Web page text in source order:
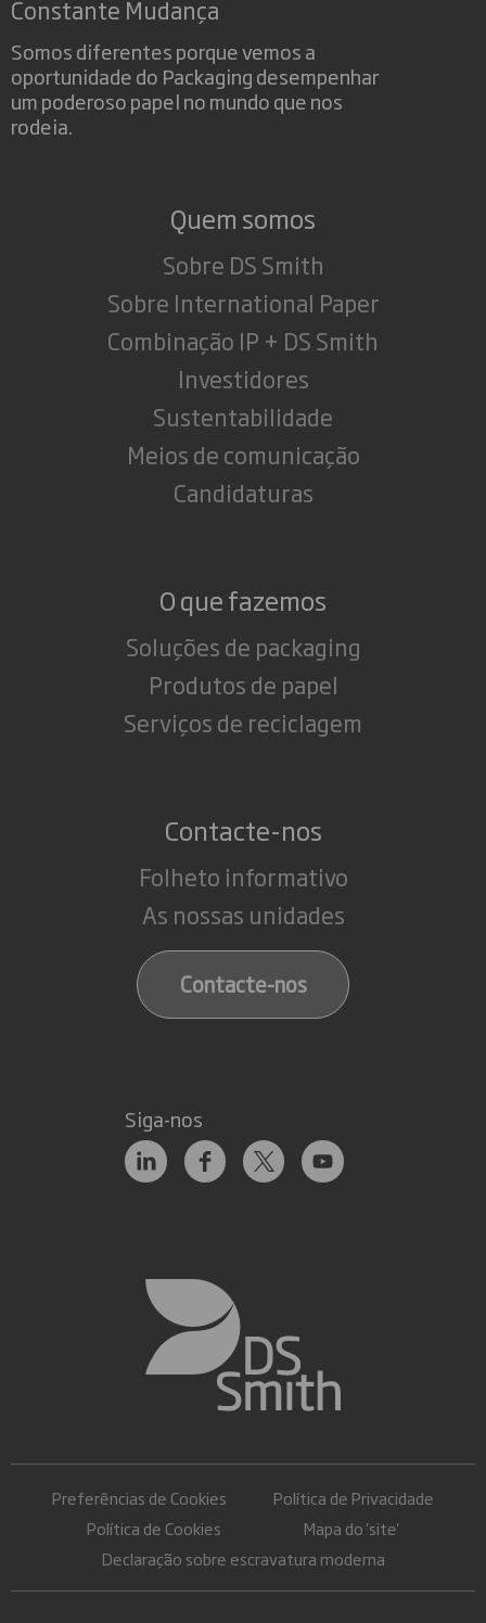
Constante Mudança
Somos diferentes porque vemos a
oportunidade do Packaging desempenhar
um poderoso papel no mundo que nos
rodeia.
Quem somos
Sobre DS Smith
Sobre International Paper
Combinação IP + DS Smith
Investidores
Sustentabilidade
Meios de comunicação
Candidaturas
O que fazemos
Soluções de packaging
Produtos de papel
Serviços de reciclagem
Contacte-nos
Folheto informativo
As nossas unidades
Contacte-nos
Siga-nos
Preferências de Cookies
Política de Privacidade
Política de Cookies
Mapa do 'site'
Declaração sobre escravatura moderna